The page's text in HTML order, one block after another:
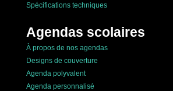
Spécifications techniques
Agendas scolaires
À propos de nos agendas
Designs de couverture
Agenda polyvalent
Agenda personnalisé